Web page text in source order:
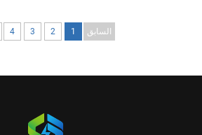
السابق 1
2
3
4